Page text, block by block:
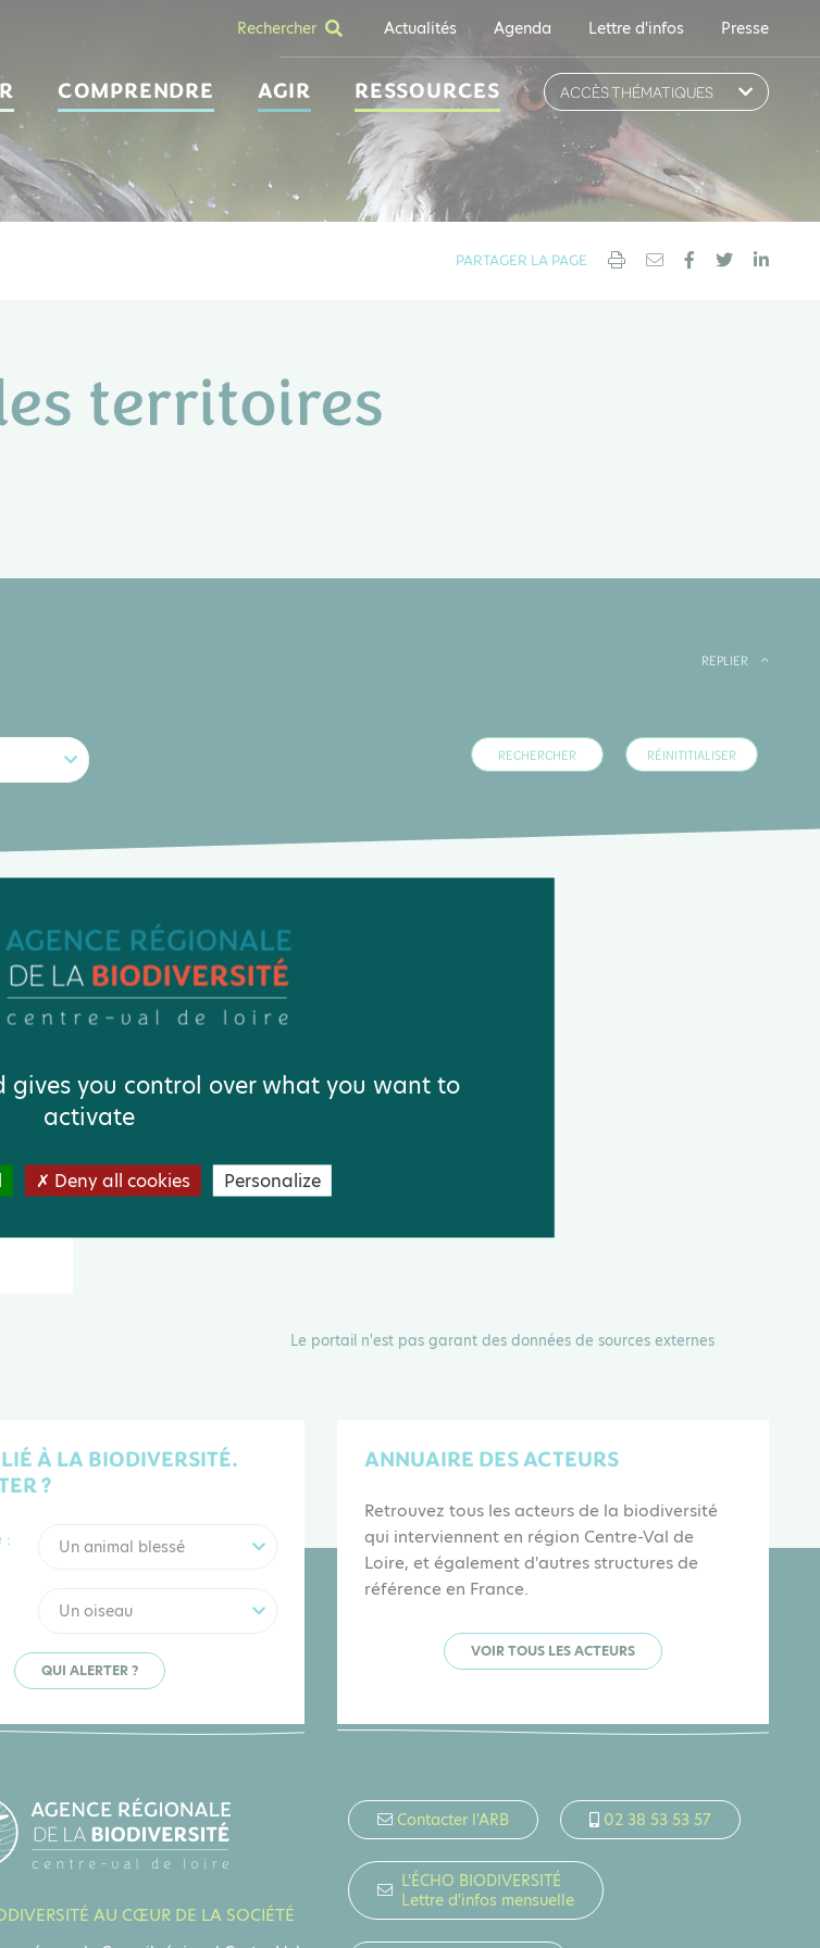
Rechercher Actualités Agenda Lettre d'infos Presse
COMPRENDRE AGIR RESSOURCES ACCÈS THÉMATIQUES
PARTAGER LA PAGE
territoires
REPLIER
Le portail n'est pas garant des données de sources externes
À LA BIODIVERSITÉ.
?
: Un animal blessé
Un oiseau
QUI ALERTER ?
ANNUAIRE DES ACTEURS
Retrouvez tous les acteurs de la biodiversité
qui interviennent en région Centre-Val de
Loire, et également d'autres structures de
référence en France.
VOIR TOUS LES ACTEURS
AU CŒUR DE LA SOCIÉTÉ
Contacter l'ARB 02 38 53 53 57
L'ÉCHO BIODIVERSITÉ
Lettre d'infos mensuelle
gives you control over what you want to
activate
Deny all cookies Personalize